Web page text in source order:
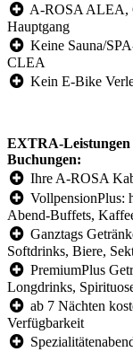
A-ROSA ALEA,
Hauptgang
Keine Sauna/
CLEA
Kein E-Bike
EXTRA-
Buchungen:
Ihre A-ROSA
VollpensionPlus:
Abend-Buffets,
Ganztags
Softdrinks, Biere,
PremiumPlus
Longdrinks,
ab 7 Nächten
Verfügbarkeit